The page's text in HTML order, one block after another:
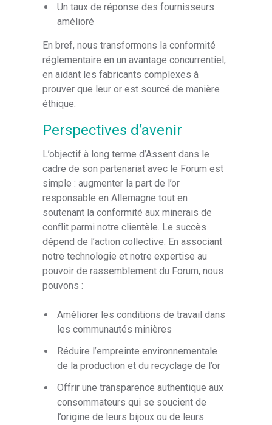
Un taux de réponse des fournisseurs
amélioré
En bref, nous transformons la conformité
réglementaire en un avantage concurrentiel,
en aidant les fabricants complexes à
prouver que leur or est sourcé de manière
éthique.
Perspectives d’avenir
L’objectif à long terme d’Assent dans le
cadre de son partenariat avec le Forum est
simple : augmenter la part de l’or
responsable en Allemagne tout en
soutenant la conformité aux minerais de
conflit parmi notre clientèle. Le succès
dépend de l’action collective. En associant
notre technologie et notre expertise au
pouvoir de rassemblement du Forum, nous
pouvons :
Améliorer les conditions de travail dans
les communautés minières
Réduire l’empreinte environnementale
de la production et du recyclage de l’or
Offrir une transparence authentique aux
consommateurs qui se soucient de
l’origine de leurs bijoux ou de leurs